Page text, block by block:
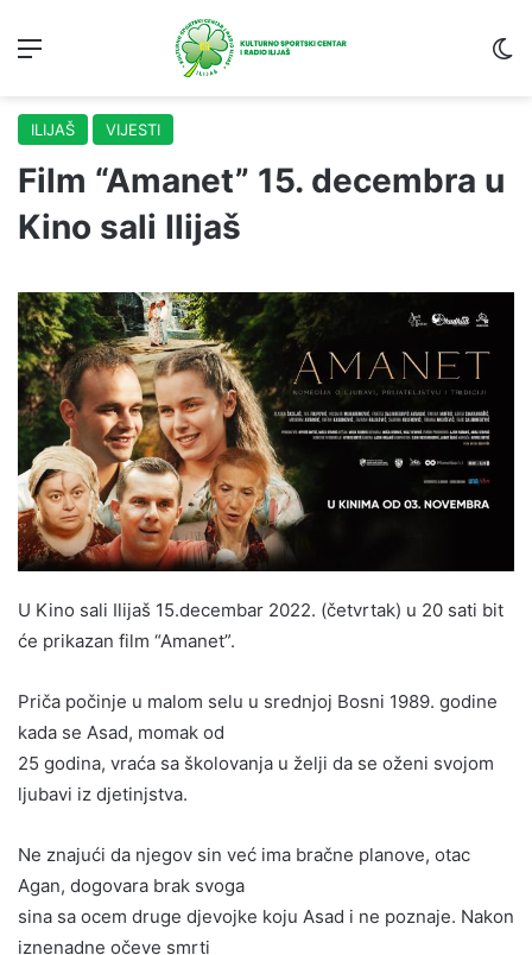
ILIJAŠ VIJESTI
Film “Amanet” 15. decembra u
Kino sali Ilijaš
U Kino sali Ilijaš 15.decembar 2022. (četvrtak) u 20 sati bit
će prikazan film “Amanet”.
Priča počinje u malom selu u srednjoj Bosni 1989. godine
kada se Asad, momak od
25 godina, vraća sa školovanja u želji da se oženi svojom
ljubavi iz djetinjstva.
Ne znajući da njegov sin već ima bračne planove, otac
Agan, dogovara brak svoga
sina sa ocem druge djevojke koju Asad i ne poznaje. Nakon
iznenadne očeve smrti